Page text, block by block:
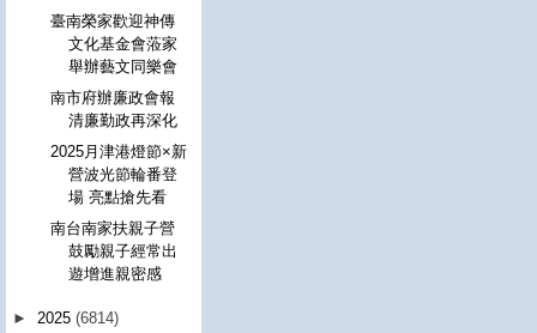
臺南榮家歡迎神傳
文化基金會蒞家
舉辦藝文同樂會
南市府辦廉政會報
清廉勤政再深化
2025月津港燈節×新
營波光節輪番登
場 亮點搶先看
南台南家扶親子營
鼓勵親子經常出
遊增進親密感
► 2025 (6814)